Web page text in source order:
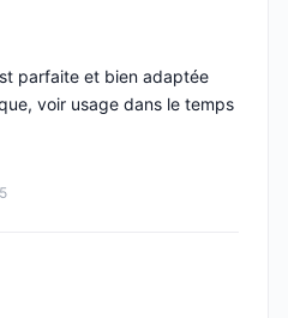
parfaite et bien adaptée
voir usage dans le temps